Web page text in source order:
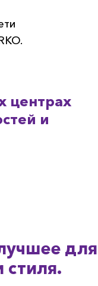
центрах
и
для
стиля.